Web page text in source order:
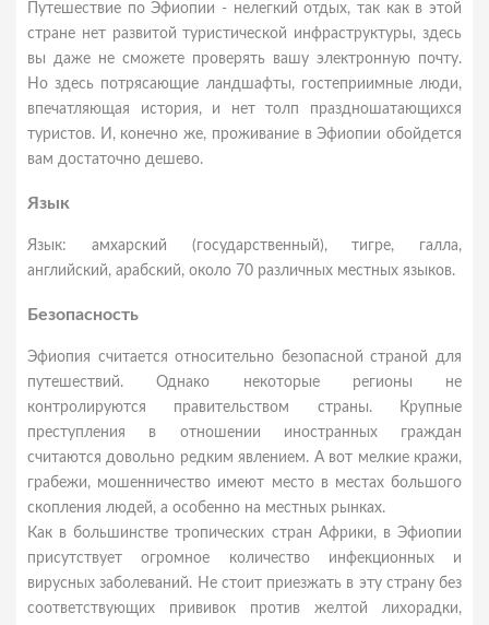
Путешествие по Эфиопии - нелегкий отдых, так как в этой
стране нет развитой туристической инфраструктуры, здесь
вы даже не сможете проверять вашу электронную почту.
Но здесь потрясающие ландшафты, гостеприимные люди,
впечатляющая история, и нет толп праздношатающихся
туристов. И, конечно же, проживание в Эфиопии обойдется
вам достаточно дешево.
Язык
Язык: амхарский (государственный), тигре, галла,
английский, арабский, около 70 различных местных языков.
Безопасность
Эфиопия считается относительно безопасной страной для
путешествий. Однако некоторые регионы не
контролируются правительством страны. Крупные
преступления в отношении иностранных граждан
считаются довольно редким явлением. А вот мелкие кражи,
грабежи, мошенничество имеют место в местах большого
скопления людей, а особенно на местных рынках.
Как в большинстве тропических стран Африки, в Эфиопии
присутствует огромное количество инфекционных и
вирусных заболеваний. Не стоит приезжать в эту страну без
соответствующих прививок против желтой лихорадки,